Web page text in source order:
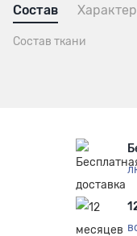
Состав
Состав ткани